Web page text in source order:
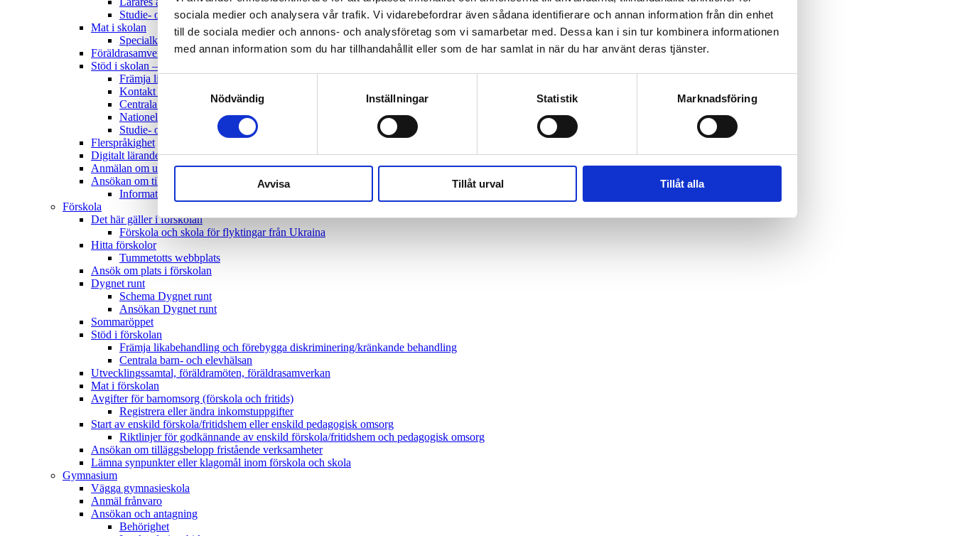
sociala medier och analysera vår trafik. Vi vidarebefordrar även sådana identifierare och annan information från din enhet
till de sociala medier och annons- och analysföretag som vi samarbetar med. Dessa kan i sin tur kombinera informationen
med annan information som du har tillhandahållit eller som de har samlat in när du har använt deras tjänster.
Samtyckesval
Nödvändig
Inställningar Statistik Marknadsföring
Avvisa Tillåt urval Tillåt alla
Studie- och planeringsdagar
Mat i skolan
Specialkost
Föräldrasamverkan grundskola
Stöd i skolan – elevhälsan
Främja likabehandling och förebygga diskriminering/kränkande behandling
Kontakt skolsköterska
Centrala barn- och elevhälsan
Nationellt kvalitetsregister för elevhälsans medicinska insatser, EMQ
Studie- och yrkesvägledning
Flerspråkighet
Digitalt lärande
Anmälan om upprepad eller längre frånvaro för elev på fristående skola
Ansökan om tilläggsbelopp fristående verksamheter
Information om tilläggsbelopp för elever med omfattande behov av särskilt stöd
Förskola
Det här gäller i förskolan
Förskola och skola för flyktingar från Ukraina
Hitta förskolor
Tummetotts webbplats
Ansök om plats i förskolan
Dygnet runt
Schema Dygnet runt
Ansökan Dygnet runt
Sommaröppet
Stöd i förskolan
Främja likabehandling och förebygga diskriminering/kränkande behandling
Centrala barn- och elevhälsan
Utvecklingssamtal, föräldramöten, föräldrasamverkan
Mat i förskolan
Avgifter för barnomsorg (förskola och fritids)
Registrera eller ändra inkomstuppgifter
Start av enskild förskola/fritidshem eller enskild pedagogisk omsorg
Riktlinjer för godkännande av enskild förskola/fritidshem och pedagogisk omsorg
Ansökan om tilläggsbelopp fristående verksamheter
Lämna synpunkter eller klagomål inom förskola och skola
Gymnasium
Vägga gymnasieskola
Anmäl frånvaro
Ansökan och antagning
Behörighet